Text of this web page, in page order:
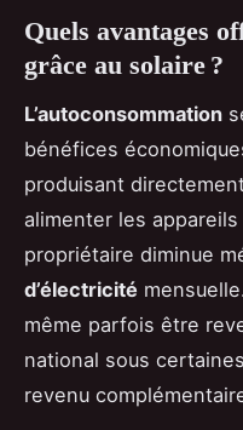
Quels avantages
grâce au solaire ?
L’autoconsommation
bénéfices
produisant
alimenter les
propriétaire diminue
d’électricité
même parfois être
national sous
revenu